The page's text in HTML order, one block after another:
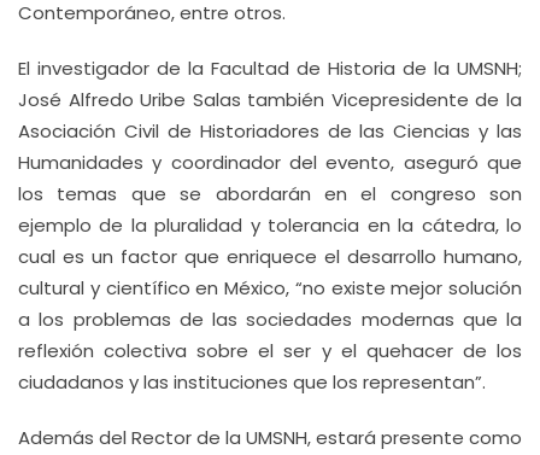
Contemporáneo, entre otros.
El investigador de la Facultad de Historia de la UMSNH;
José Alfredo Uribe Salas también Vicepresidente de la
Asociación Civil de Historiadores de las Ciencias y las
Humanidades y coordinador del evento, aseguró que
los temas que se abordarán en el congreso son
ejemplo de la pluralidad y tolerancia en la cátedra, lo
cual es un factor que enriquece el desarrollo humano,
cultural y científico en México, “no existe mejor solución
a los problemas de las sociedades modernas que la
reflexión colectiva sobre el ser y el quehacer de los
ciudadanos y las instituciones que los representan”.
Además del Rector de la UMSNH, estará presente como